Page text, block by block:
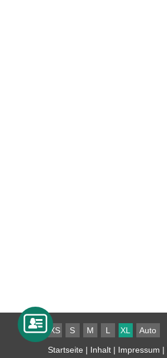
XS S M L XL Auto
Startseite | Inhalt| Impressum |